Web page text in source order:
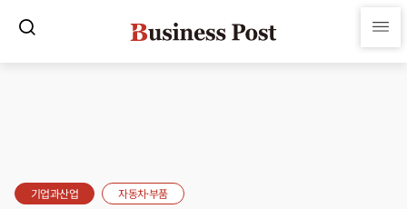
기업과산업 자동차·부품